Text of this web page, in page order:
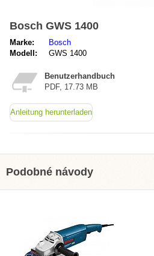
Bosch GWS 1400
Marke:
Bosch
Modell:
GWS 1400
Benutzerhandbuch
PDF, 17.73 MB
Anleitung herunterladen
Podobné návody